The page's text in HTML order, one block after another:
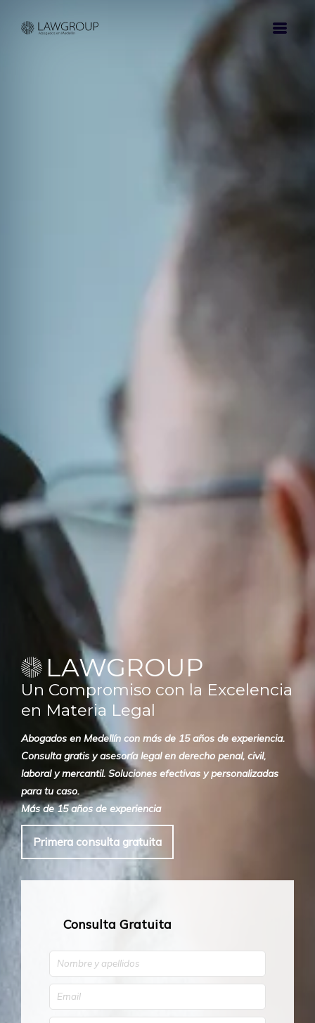
LAWGROUP
Un Compromiso con la Excelencia
en Materia Legal
Abogados en Medellín con más de 15 años de experiencia.
Consulta gratis y asesoría legal en derecho penal, civil,
laboral y mercantil. Soluciones efectivas y personalizadas
para tu caso.
Más de 15 años de experiencia
Primera consulta gratuita
Consulta Gratuita